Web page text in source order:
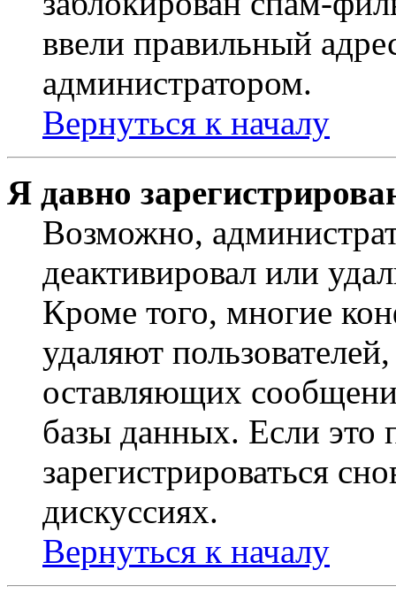
ввели правильный
администратором.
Вернуться к началу
Я давно
Возможно,
деактивировал или
Кроме того, многие
удаляют
оставляющих
базы данных. Если это
зарегистрироваться
дискуссиях.
Вернуться к началу